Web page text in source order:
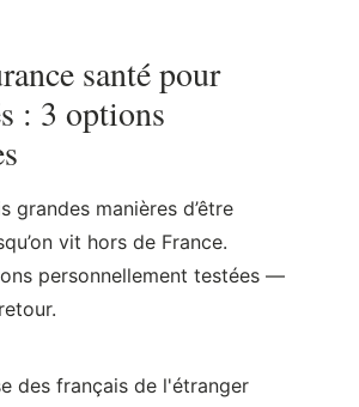
santé pour
: 3 options
grandes manières d’être
vit hors de France.
personnellement testées —